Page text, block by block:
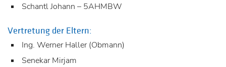
Schantl Johann – 5AHMBW
Vertretung der Eltern:
Ing. Werner Haller (Obmann)
Senekar Mirjam